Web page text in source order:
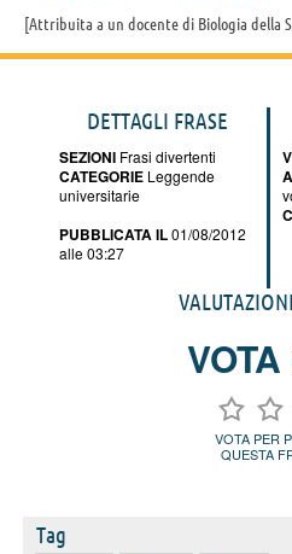
Attribuita a un docente di Biologia della
DETTAGLI FRASE
SEZIONI Frasi divertenti
CATEGORIE Leggende
universitarie
PUBBLICATA IL01/08/2012
alle 03:27
VOTA PER
QUESTA
Tag